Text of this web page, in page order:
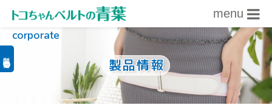
内容をスキップ
menu
corporate
製品情報